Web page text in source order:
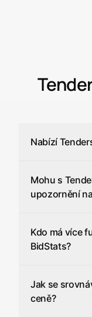
Nabízí
Mohu s
upozornění
Kdo má více
BidStats?
Jak se
ceně?